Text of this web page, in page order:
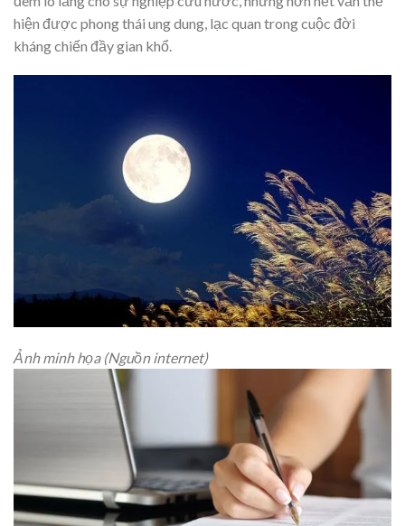
hiện được phong thái ung dung, lạc quan trong cuộc đời
kháng chiến đầy gian khổ.
Ảnh minh họa (Nguồn internet)